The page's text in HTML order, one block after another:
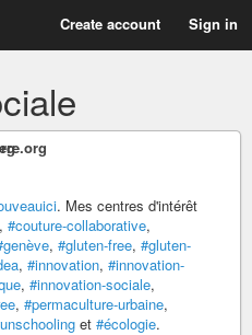
Create account Sign in
. Mes centres d'intérêt
, #couture-collaborative,
, #gluten-free, #gluten-
, #innovation, #innovation-
, #innovation-sociale,
, #permaculture-urbaine,
et #écologie.